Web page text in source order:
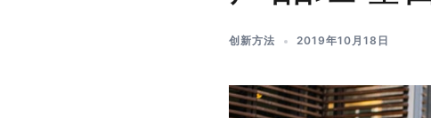
创新方法 2019年10月18日